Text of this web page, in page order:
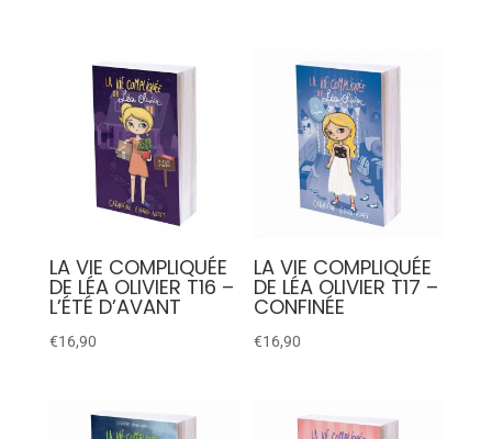
LA VIE COMPLIQUÉE
DE LÉA OLIVIER T16 –
L’ÉTÉ D’AVANT
€16,90
LA VIE COMPLIQUÉE
DE LÉA OLIVIER T17 –
CONFINÉE
€16,90